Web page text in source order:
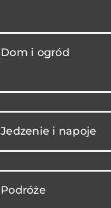
Dom i ogród
Jedzenie i napoje
Podróże